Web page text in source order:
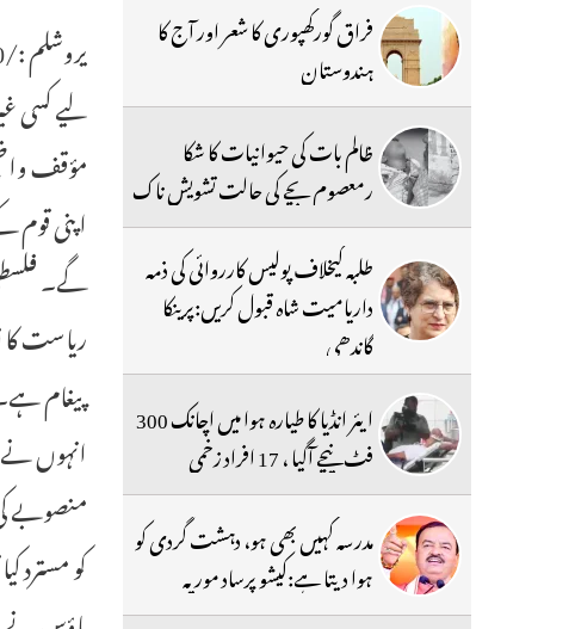
لیے کسی
مؤقف
اپنی
گے۔
ریاست
پیغام
انہوں
منصوبے
کو مسترد
فراق گورکھپوری کا شعر اور آج کا
ہندوستان
ظالم بات کی حیوانیات کا شکا
رمعصوم بچے کی حالت تشویش ناک
طلبہ کیخلاف پولیس کارروائی کی ذمہ
داریامیت شاہ قبول کریں:پرینکا
گاندھی
ایئر انڈیا کا طیارہ ہوا میں اچانک 300
فٹ نیچے آگیا ، 17 افراد زخمی
مدرسہ کہیں بھی ہو، دہشت گردی کو
ہوا دیتا ہے:کیشو پرساد موریہ